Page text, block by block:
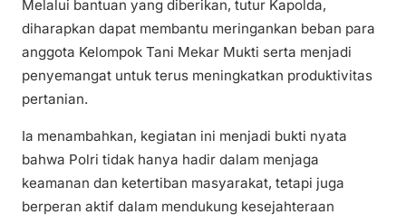
Melalui bantuan yang diberikan, tutur Kapolda,
diharapkan dapat membantu meringankan beban para
anggota Kelompok Tani Mekar Mukti serta menjadi
penyemangat untuk terus meningkatkan produktivitas
pertanian.
Ia menambahkan, kegiatan ini menjadi bukti nyata
bahwa Polri tidak hanya hadir dalam menjaga
keamanan dan ketertiban masyarakat, tetapi juga
berperan aktif dalam mendukung kesejahteraan